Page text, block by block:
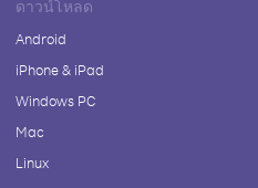
ดาวน์โหลด
Android
iPhone & iPad
Windows PC
Mac
Linux